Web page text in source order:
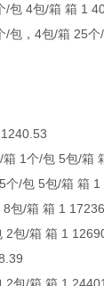
/包 4包/箱 箱 1
包，4包/箱 25
1个/包 5包/箱
个/包 5包/箱 箱
包/箱 箱 1
2包/箱 箱 1